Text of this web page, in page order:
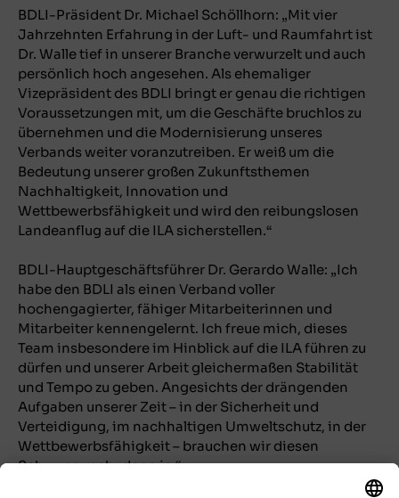
BDLI-Präsident Dr. Michael Schöllhorn: „Mit vier
Jahrzehnten Erfahrung in der Luft- und Raumfahrt ist
Dr. Walle tief in unserer Branche verwurzelt und auch
persönlich hoch angesehen. Als ehemaliger
Vizepräsident des BDLI bringt er genau die richtigen
Voraussetzungen mit, um die Geschäfte bruchlos zu
übernehmen und die Modernisierung unseres
Verbands weiter voranzutreiben. Er weiß um die
Bedeutung unserer großen Zukunftsthemen
Nachhaltigkeit, Innovation und
Wettbewerbsfähigkeit und wird den reibungslosen
Landeanflug auf die ILA sicherstellen.“
BDLI-Hauptgeschäftsführer Dr. Gerardo Walle: „Ich
habe den BDLI als einen Verband voller
hochengagierter, fähiger Mitarbeiterinnen und
Mitarbeiter kennengelernt. Ich freue mich, dieses
Team insbesondere im Hinblick auf die ILA führen zu
dürfen und unserer Arbeit gleichermaßen Stabilität
und Tempo zu geben. Angesichts der drängenden
Aufgaben unserer Zeit – in der Sicherheit und
Verteidigung, im nachhaltigen Umweltschutz, in der
Wettbewerbsfähigkeit – brauchen wir diesen
Schwung mehr denn je.“